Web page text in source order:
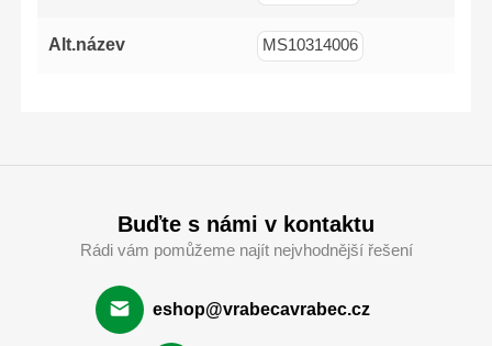
Alt.název MS10314006
Buďte s námi v kontaktu
Rádi vám pomůžeme najít nejvhodnější řešení
eshop@vrabecavrabec.cz